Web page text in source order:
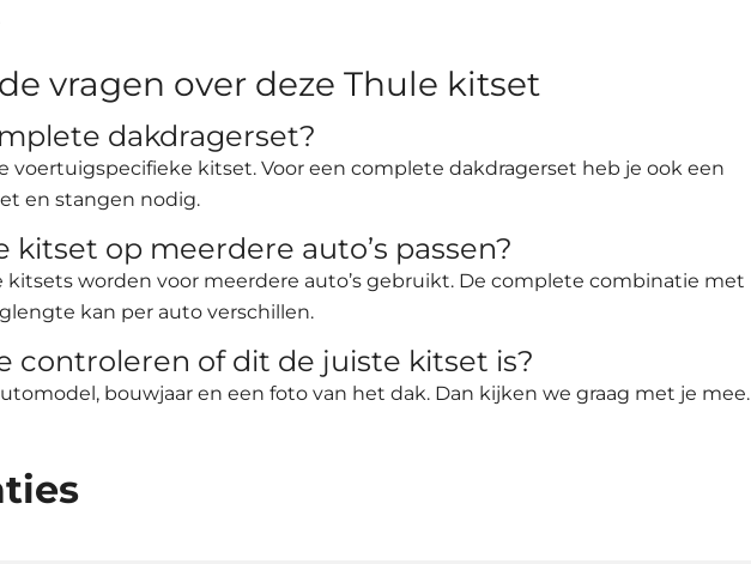
vragen over deze Thule kitset
dakdragerset?
voertuigspecifieke kitset. Voor een complete dakdragerset heb je ook een
en stangen nodig.
kitset op meerdere auto’s passen?
kitsets worden voor meerdere auto’s gebruikt. De complete combinatie met
kan per auto verschillen.
controleren of dit de juiste kitset is?
bouwjaar en een foto van het dak. Dan kijken we graag met je mee.